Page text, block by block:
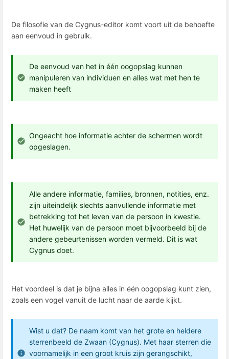
De filosofie van de Cygnus-editor komt voort uit de behoefte
aan eenvoud in gebruik.
De eenvoud van het in één oogopslag kunnen
manipuleren van individuen en alles wat met hen te
maken heeft
Ongeacht hoe informatie achter de schermen wordt
opgeslagen.
Alle andere informatie, families, bronnen, notities, enz.
zijn uiteindelijk slechts aanvullende informatie met
betrekking tot het leven van de persoon in kwestie.
Het huwelijk van de persoon moet bijvoorbeeld bij de
andere gebeurtenissen worden vermeld. Dit is wat
Cygnus doet.
Het voordeel is dat je bijna alles in één oogopslag kunt zien,
zoals een vogel vanuit de lucht naar de aarde kijkt.
Wist u dat? De naam komt van het grote en heldere
sterrenbeeld de Zwaan (Cygnus). Met haar sterren die
voornamelijk in een groot kruis zijn gerangschikt,